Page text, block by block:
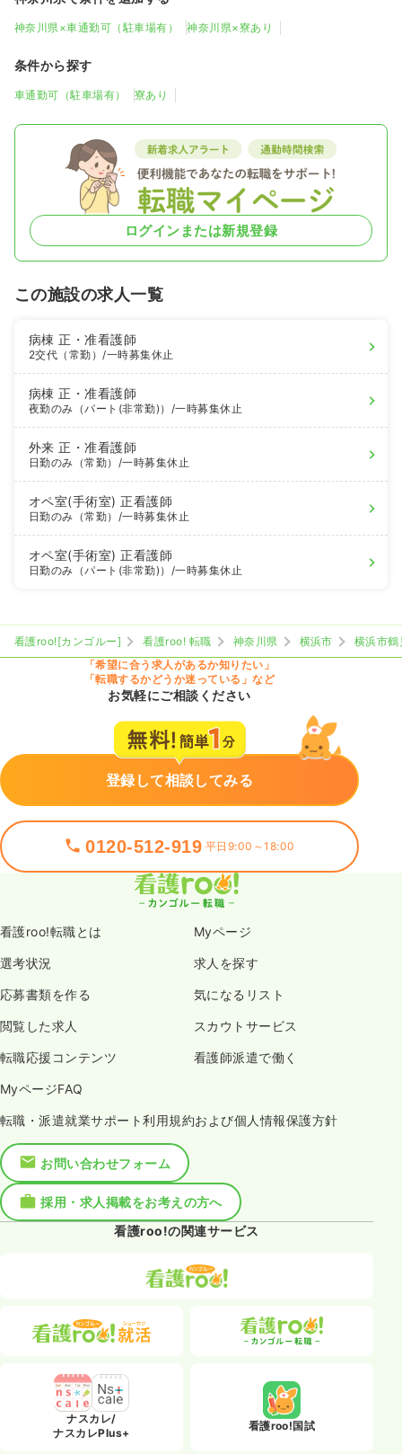
神奈川県×車通勤可（駐車場有） 神奈川県×寮あり
条件から探す
車通勤可（駐車場有） 寮あり
ログインまたは新規登録
この施設の求人一覧
病棟正・准看護師
2交代（常勤）/一時募集休止
病棟正・准看護師
夜勤のみ（パート(非常勤)） /一時募集休止
外来正・准看護師
日勤のみ（常勤） /一時募集休止
オペ室(手術室)正看護師
日勤のみ（常勤） /一時募集休止
オペ室(手術室)正看護師
日勤のみ（パート(非常勤)） /一時募集休止
看護roo![カンゴルー] 看護roo! 転職 神奈川県 横浜市
横浜市鶴
「希望に合う求人があるか知りたい」
「転職するかどうか迷っている」など
お気軽にご相談ください
登録して相談してみる
0120-512-919 平日9:00～18:00
看護roo!転職とは Myページ
選考状況 求人を探す
応募書類を作る 気になるリスト
閲覧した求人 スカウトサービス
転職応援コンテンツ 看護師派遣で働く
MyページFAQ
転職・派遣就業サポート利用規約および個人情報保護方針
お問い合わせフォーム
採用・求人掲載をお考えの方へ
看護roo!の関連サービス
ナスカレ/
ナスカレPlus+
看護roo!国試